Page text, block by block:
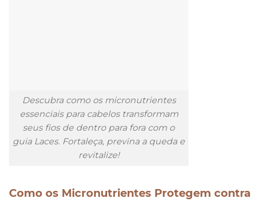
Descubra como os micronutrientes
essenciais para cabelos transformam
seus fios de dentro para fora com o
guia Laces. Fortaleça, previna a queda e
revitalize!
Como os Micronutrientes Protegem contra